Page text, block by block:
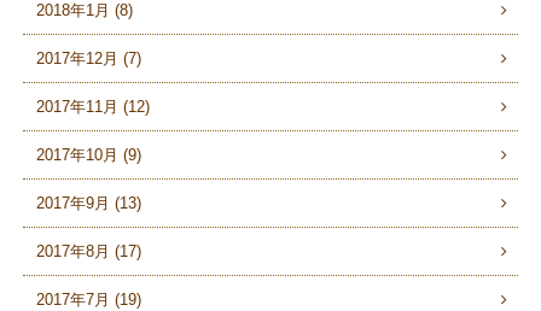
2018年1月 (8)
2017年12月 (7)
2017年11月 (12)
2017年10月 (9)
2017年9月 (13)
2017年8月 (17)
2017年7月 (19)